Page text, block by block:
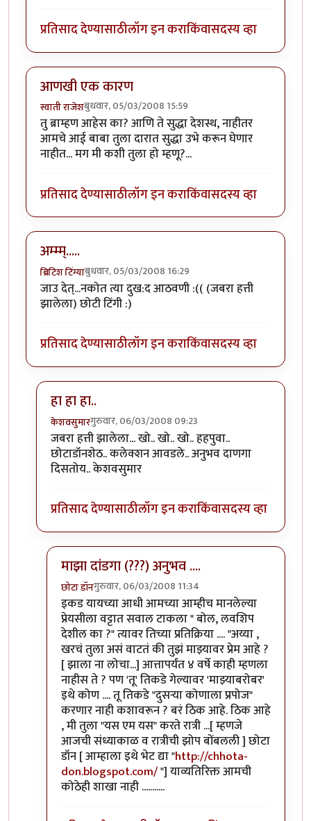
प्रतिसाद देण्यासाठीलॉग इन कराकिंवासदस्य व्हा
आणखी एक कारण
स्वाती राजेशबुधवार, 05/03/2008 15:59
तु ब्राम्हण आहेस का? आणि ते सुद्धा देशस्थ, नाहीतर
आमचे आई बाबा तुला दारात सुद्धा उभे करून घेणार
नाहीत... मग मी कशी तुला हो म्हणू?...
प्रतिसाद देण्यासाठीलॉग इन कराकिंवासदस्य व्हा
अम्म्म्.....
ब्रिटिश टिंग्याबुधवार, 05/03/2008 16:29
जाउ देत्...नकोत त्या दुख:द आठवणी :(( (जबरा हत्ती
झालेला) छोटी टिंगी :)
प्रतिसाद देण्यासाठीलॉग इन कराकिंवासदस्य व्हा
हा हा हा..
केशवसुमारगुरुवार, 06/03/2008 09:23
In reply toअम्म्म्.....byब्रिटिश टिंग्या
जबरा हत्ती झालेला... खो.. खो.. खो.. हहपुवा..
छोटाडॉनशेठ.. कलेक्शन आवडले.. अनुभव दाणगा
दिसतोय.. केशवसुमार
प्रतिसाद देण्यासाठीलॉग इन कराकिंवासदस्य व्हा
माझा दांडगा (???) अनुभव ....
छोटा डॉनगुरुवार, 06/03/2008 11:34
In reply toहा हा हा..byकेशवसुमार
इकड यायच्या आधी आमच्या आम्हीच मानलेल्या
प्रेयसीला वट्टात सवाल टाकला " बोल, लवशिप
देशील का ?" त्यावर तिच्या प्रतिक्रिया .... "अय्या ,
खरचं तुला असं वाटतं की तुझं माझ्यावर प्रेम आहे ?
[ झाला ना लोचा...] आत्तापर्यंत ४ वर्षे काही म्हणला
नाहीस ते ? पण 'तू' तिकडे गेल्यावर 'माझ्याबरोबर'
इथे कोण .... तू तिकडे "दुसर्‍या कोणाला प्रपोज"
करणार नाही कशावरून ? बरं ठिक आहे. ठिक आहे
, मी तुला "यस एम यस" करते रात्री ...[ म्हणजे
आजची संध्याकाळ व रात्रीची झोप बोंबलली ] छोटा
डॉन [ आम्हाला इथे भेट द्या "http://chhota-
don.blogspot.com/"] याव्यतिरिक्त आमची
कोठेही शाखा नाही ...........